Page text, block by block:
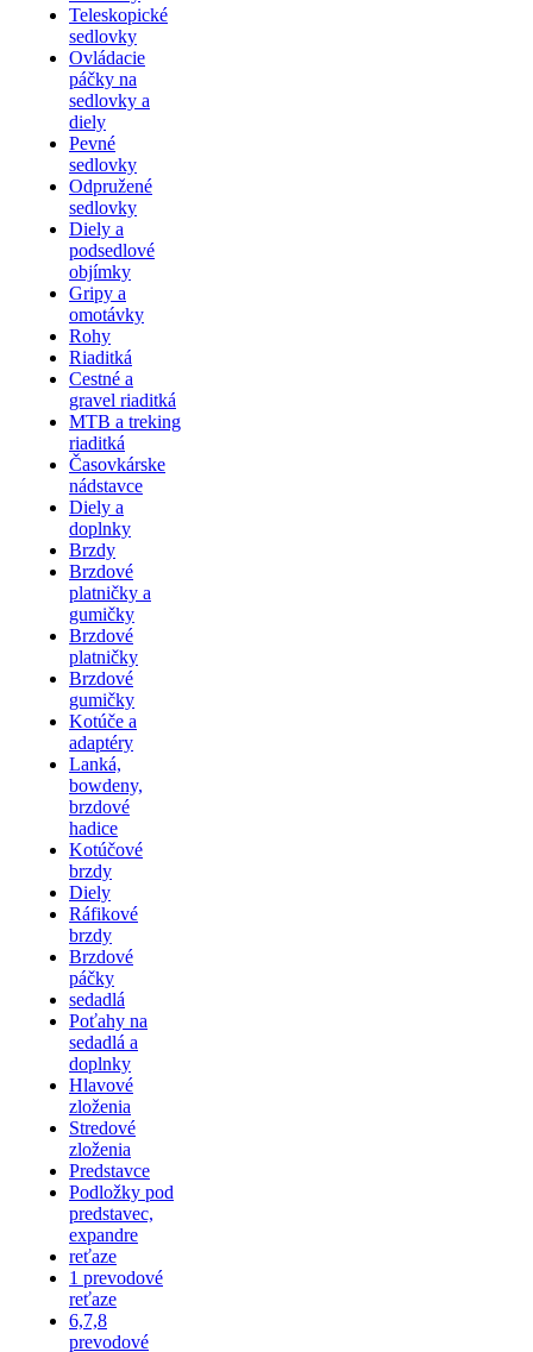
Teleskopické
sedlovky
Ovládacie
páčky na
sedlovky a
diely
Pevné
sedlovky
Odpružené
sedlovky
Diely a
podsedlové
objímky
Gripy a
omotávky
Rohy
Riaditká
Cestné a
gravel riaditká
MTB a treking
riaditká
Časovkárske
nádstavce
Diely a
doplnky
Brzdy
Brzdové
platničky a
gumičky
Brzdové
platničky
Brzdové
gumičky
Kotúče a
adaptéry
Lanká,
bowdeny,
brzdové
hadice
Kotúčové
brzdy
Diely
Ráfikové
brzdy
Brzdové
páčky
sedadlá
Poťahy na
sedadlá a
doplnky
Hlavové
zloženia
Stredové
zloženia
Predstavce
Podložky pod
predstavec,
expandre
reťaze
1 prevodové
reťaze
6,7,8
prevodové